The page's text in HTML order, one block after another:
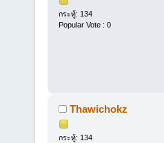
กระทู้: 134
Popular Vote : 0
Thawichokz
กระทู้: 134